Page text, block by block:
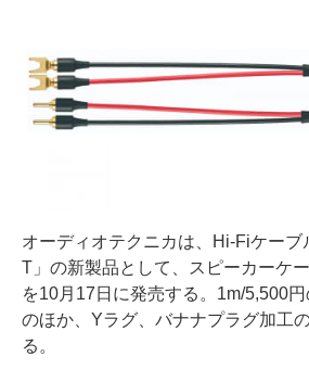
オーディオテクニカは、Hi-Fiケーブ
T」の新製品として、スピーカーケ
を10月17日に発売する。1m/5,500
のほか、Yラグ、バナナプラグ加工
る。